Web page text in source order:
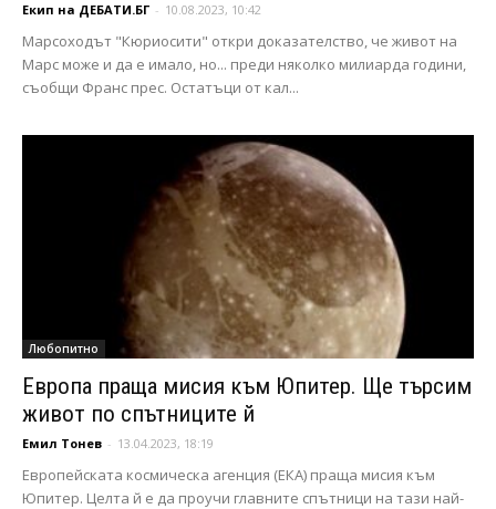
Екип на ДЕБАТИ.БГ - 10.08.2023, 10:42
Марсоходът "Кюриосити" откри доказателство, че живот на
Марс може и да е имало, но... преди няколко милиарда години,
съобщи Франс прес. Остатъци от кал...
Любопитно
Европа праща мисия към Юпитер. Ще търсим
живот по спътниците й
Емил Тонев - 13.04.2023, 18:19
Европейската космическа агенция (ЕКА) праща мисия към
Юпитер. Целта й е да проучи главните спътници на тази най-